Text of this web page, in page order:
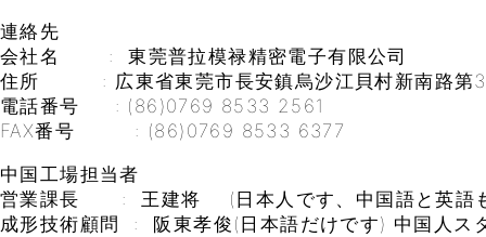
連絡先
会社名 : 東莞普拉模禄精密電子有限公司
住所 : 広東省東莞市長安鎮烏沙江貝村新南路第3
電話番号 : (86)0769 8533 2561
FAX番号 : (86)0769 8533 6377
中国工場担当者
営業課長 : 王建将 (日本人です、中国語と英語
成形技術顧問 : 阪東孝俊(日本語だけです) 中国人ス